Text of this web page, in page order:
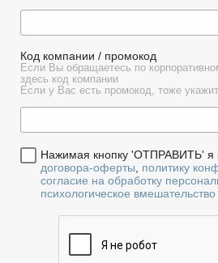
Код компании / промокод
Если Вы обращаетесь по
здесь код компании
Если у Вас есть промокод, тоже
Нажимая кнопку 'ОТПРАВИТЬ' я
договора-оферты
политику
согласие на обработку
психологическое вмешательство